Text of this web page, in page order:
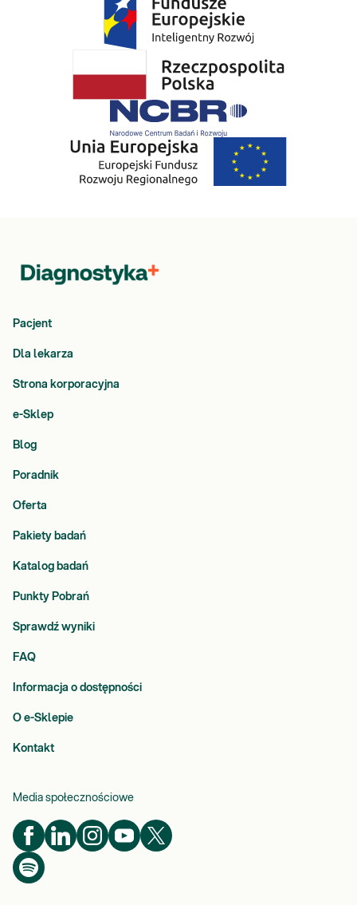
Pacjent
Dla lekarza
Strona korporacyjna
e-Sklep
Blog
Poradnik
Oferta
Pakiety badań
Katalog badań
Punkty Pobrań
Sprawdź wyniki
FAQ
Informacja o dostępności
O e-Sklepie
Kontakt
Media społecznościowe